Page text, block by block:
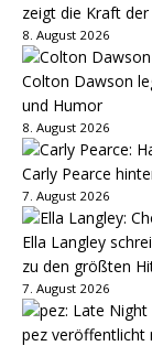
zeigt die Kraft
8. August 2026
Colton Dawson
und Humor
8. August 2026
Carly Pearce
7. August 2026
Ella Langley
zu den größten
7. August 2026
pez veröffentlicht